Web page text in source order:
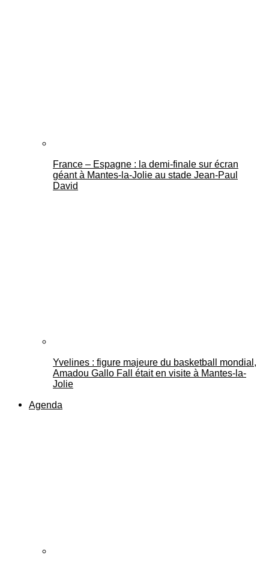
France – Espagne : la demi-finale sur écran
géant à Mantes-la-Jolie au stade Jean-Paul
David
Yvelines : figure majeure du basketball mondial,
Amadou Gallo Fall était en visite à Mantes-la-
Jolie
Agenda